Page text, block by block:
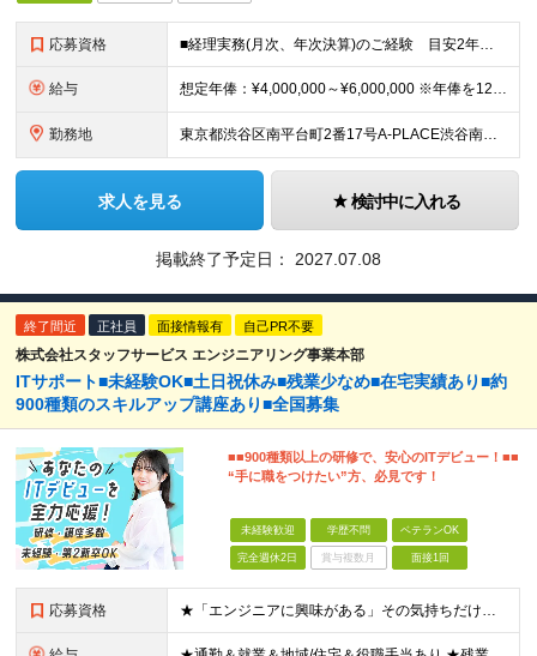
応募資格 ■経理実務(月次、年次決算)のご経験 目安2年以上 ■簿記3級以上程度の基礎知識 ■会計ソフトの使用経験（例：freee、マネーフォワードなど） ■基本的なPCスキル（Excel、Word） ■学歴不
給与 想定年俸：¥4,000,000～¥6,000,000 ※年俸を12で割り、1/12を月額支給分とします。 月額：¥333,334～¥500,000 基本給：¥246,534～¥369,800 みなし残
勤務地 東京都渋谷区南平台町2番17号A-PLACE渋谷南平台4階 （変更の範囲） 当社の支社およびグループ会社拠点 本ポジションは原則就業場所の変更はございません。
求人を見る 検討中に入れる
掲載終了予定日： 2027.07.08
終了間近 正社員 面接情報有 自己PR不要
株式会社スタッフサービス エンジニアリング事業本部
ITサポート■未経験OK■土日祝休み■残業少なめ■在宅実績あり■約
900種類のスキルアップ講座あり■全国募集
■■900種類以上の研修で、安心のITデビュー！■■
“手に職をつけたい”方、必見です！
未経験歓迎 学歴不問 ベテランOK
完全週休2日 賞与複数月 面接1回
応募資格 ★「エンジニアに興味がある」その気持ちだけでOK！ ■学歴不問 ■IT知識・実務経験は一切不問！未経験・第二新卒大歓迎 ★ITサポート・IT事務やエンジニアの経験をお持ちの方は優遇します！ 地方在住